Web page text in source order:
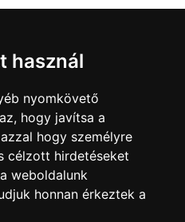
használ
nyomkövető
hogy javítsa a
hogy személyre
célzott hirdetéseket
weboldalunk
honnan érkeztek a
Adatkezelési tájékoztató